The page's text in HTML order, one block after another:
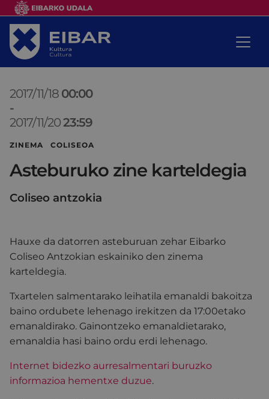
2017/11/18 00:00
-
2017/11/2023:59
ZINEMA COLISEOA
Asteburuko zine karteldegia
Coliseo antzokia
Hauxe da datorren asteburuan zehar Eibarko
Coliseo Antzokian eskainiko den zinema
karteldegia.
Txartelen salmentarako leihatila emanaldi bakoitza
baino ordubete lehenago irekitzen da 17:00etako
emanaldirako. Gainontzeko emanaldietarako,
emanaldia hasi baino ordu erdi lehenago.
Internet bidezko aurresalmentari buruzko
informazioa hementxe duzue.